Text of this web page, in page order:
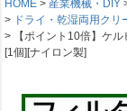
HOME
産業機械・DIY
ドライ・乾湿両用クリ
【ポイント10倍】ケ
[1個][ナイロン製]